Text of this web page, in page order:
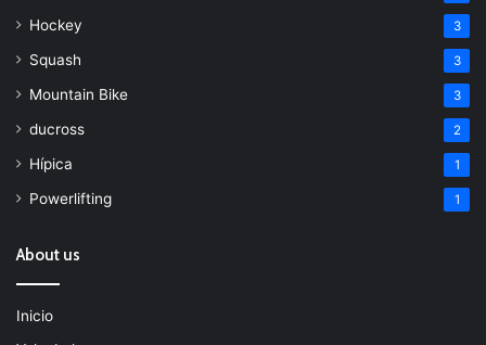
Hockey 3
Squash 3
Mountain Bike 3
ducross 2
Hípica 1
Powerlifting 1
About us
Inicio